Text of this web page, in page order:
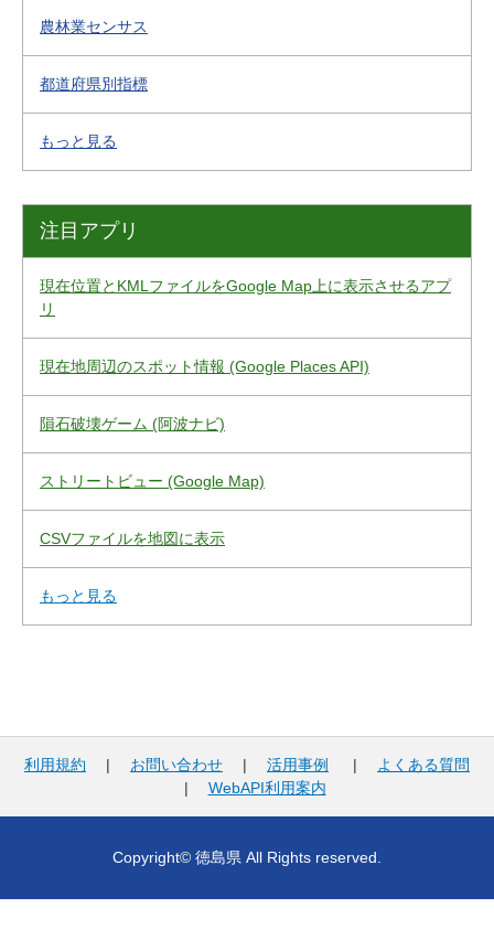
農林業センサス
都道府県別指標
もっと見る
注目アプリ
現在位置とKMLファイルをGoogle Map上に表示させるアプ
リ
現在地周辺のスポット情報 (Google Places API)
隕石破壊ゲーム (阿波ナビ)
ストリートビュー (Google Map)
CSVファイルを地図に表示
もっと見る
利用規約 | お問い合わせ | 活用事例 |
よくある質問
| WebAPI利用案内
Copyright© 徳島県 All Rights reserved.